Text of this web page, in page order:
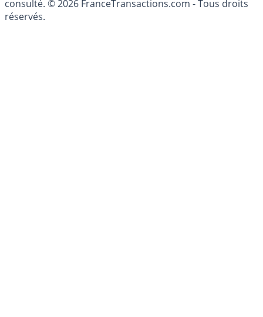
consulté. © 2026 FranceTransactions.com - Tous droits
réservés.